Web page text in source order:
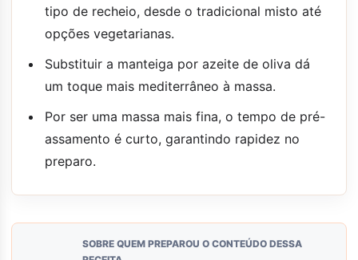
tipo de recheio, desde o tradicional misto até
opções vegetarianas.
Substituir a manteiga por azeite de oliva dá
um toque mais mediterrâneo à massa.
Por ser uma massa mais fina, o tempo de pré-
assamento é curto, garantindo rapidez no
preparo.
SOBRE QUEM PREPAROU O CONTEÚDO DESSA